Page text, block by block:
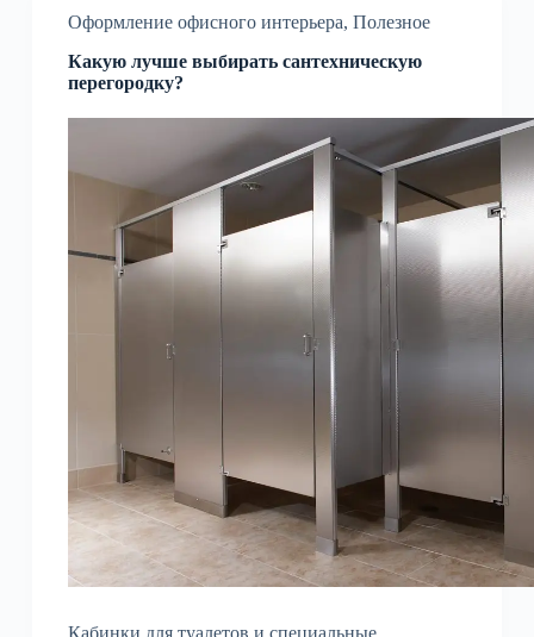
Оформление офисного интерьера, Полезное
Какую лучше выбирать сантехническую
перегородку?
Кабинки для туалетов и специальные